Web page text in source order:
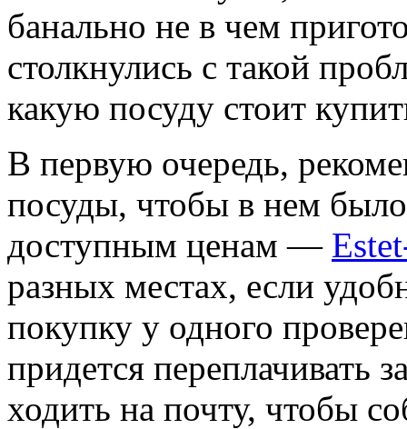
банально не в чем
столкнулись с такой
какую посуду стоит
В первую очередь,
посуды, чтобы в нем
доступным ценам —
разных местах, если
покупку у одного
придется переплачивать
ходить на почту, чтобы